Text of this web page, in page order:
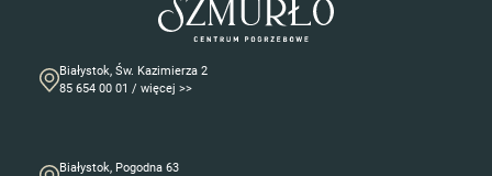
Białystok, Św. Kazimierza 2
85 654 00 01 / więcej >>
Białystok, Pogodna 63